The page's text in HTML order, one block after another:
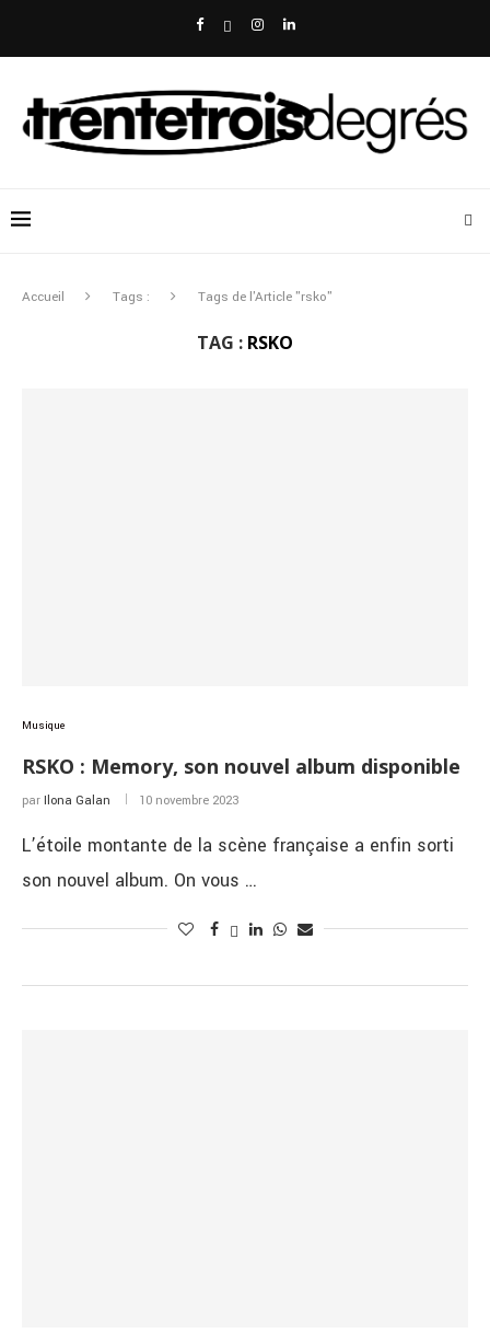
Accueil Tags : Tags de l'Article "rsko"
TAG : RSKO
Musique
RSKO : Memory, son nouvel album disponible
par Ilona Galan 10 novembre 2023
L’étoile montante de la scène française a enfin sorti
son nouvel album. On vous …